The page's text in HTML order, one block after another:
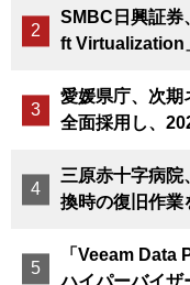
SMBC日興証券
ft Virtualization
愛媛県庁、次期
全面採用し、
三原赤十字病院
換時の復旧作業
「Veeam Data